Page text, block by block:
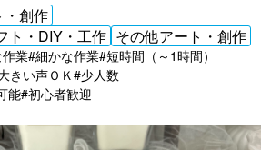
・創作
ト・DIY・工作 その他アート・創作
業#細かな作業#短時間（～1時間）
きい声ＯＫ#少人数
能#初心者歓迎